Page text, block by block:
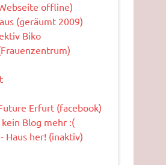
offline)
(geräumt 2009)
Biko
Erfurt (facebook)
kein Blog mehr :(
Haus her! (inaktiv)